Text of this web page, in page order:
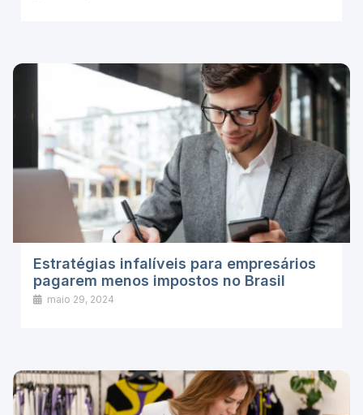
Estratégias infalíveis para empresários
pagarem menos impostos no Brasil
maio 29, 2024